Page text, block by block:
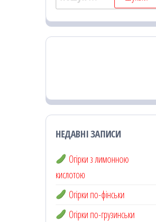
НЕДАВНІ ЗАПИСИ
Огірки з лимонною
кислотою
Огірки по-фінськи
Огірки по-грузинськи